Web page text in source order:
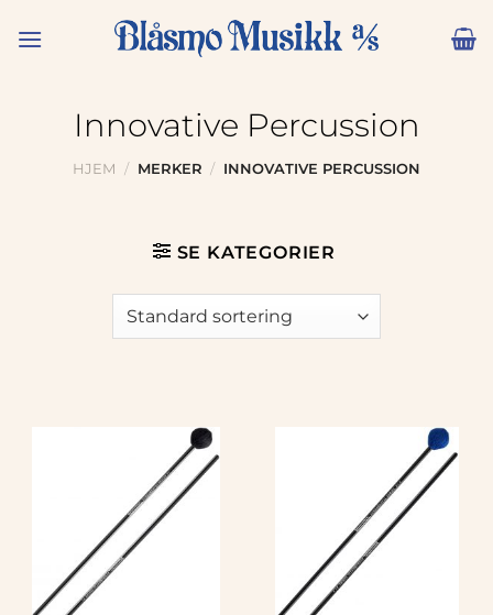
Innovative Percussion
HJEM / MERKER / INNOVATIVE PERCUSSION
SE KATEGORIER